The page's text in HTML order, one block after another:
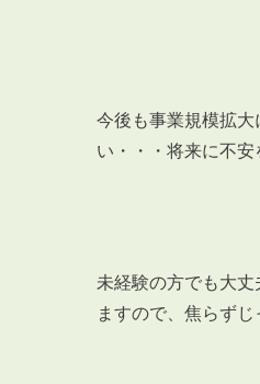
今後も事業規模拡
い・・・将来に不
未経験の方でも大
ますので、焦らずじ